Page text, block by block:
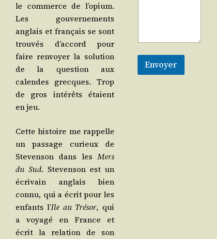
le com­merce de l’o­pium.
Les gou­ver­ne­ments
anglais et fran­çais se sont
trou­vés d’ac­cord pour
faire ren­voyer la solu­tion
de la ques­tion aux
calendes grecques. Trop
de gros inté­rêts étaient
en jeu.
Cette his­toire me rap­pelle
un pas­sage curieux de
Ste­ven­son dans lesMers
du Sud. Ste­ven­son est un
écri­vain anglais bien
connu, qui a écrit pour les
enfants l’Ile au Tré­sor, qui
a voya­gé en France et
écrit la rela­tion de son
Envoyer